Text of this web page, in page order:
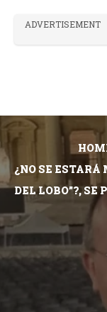
ADVERTISEMENT
¿NO SE ESTARÁ
DEL LOBO”?,